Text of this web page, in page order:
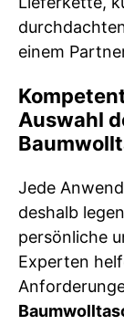
einem
Auswahl
Jede
deshalb
persönliche
Experten